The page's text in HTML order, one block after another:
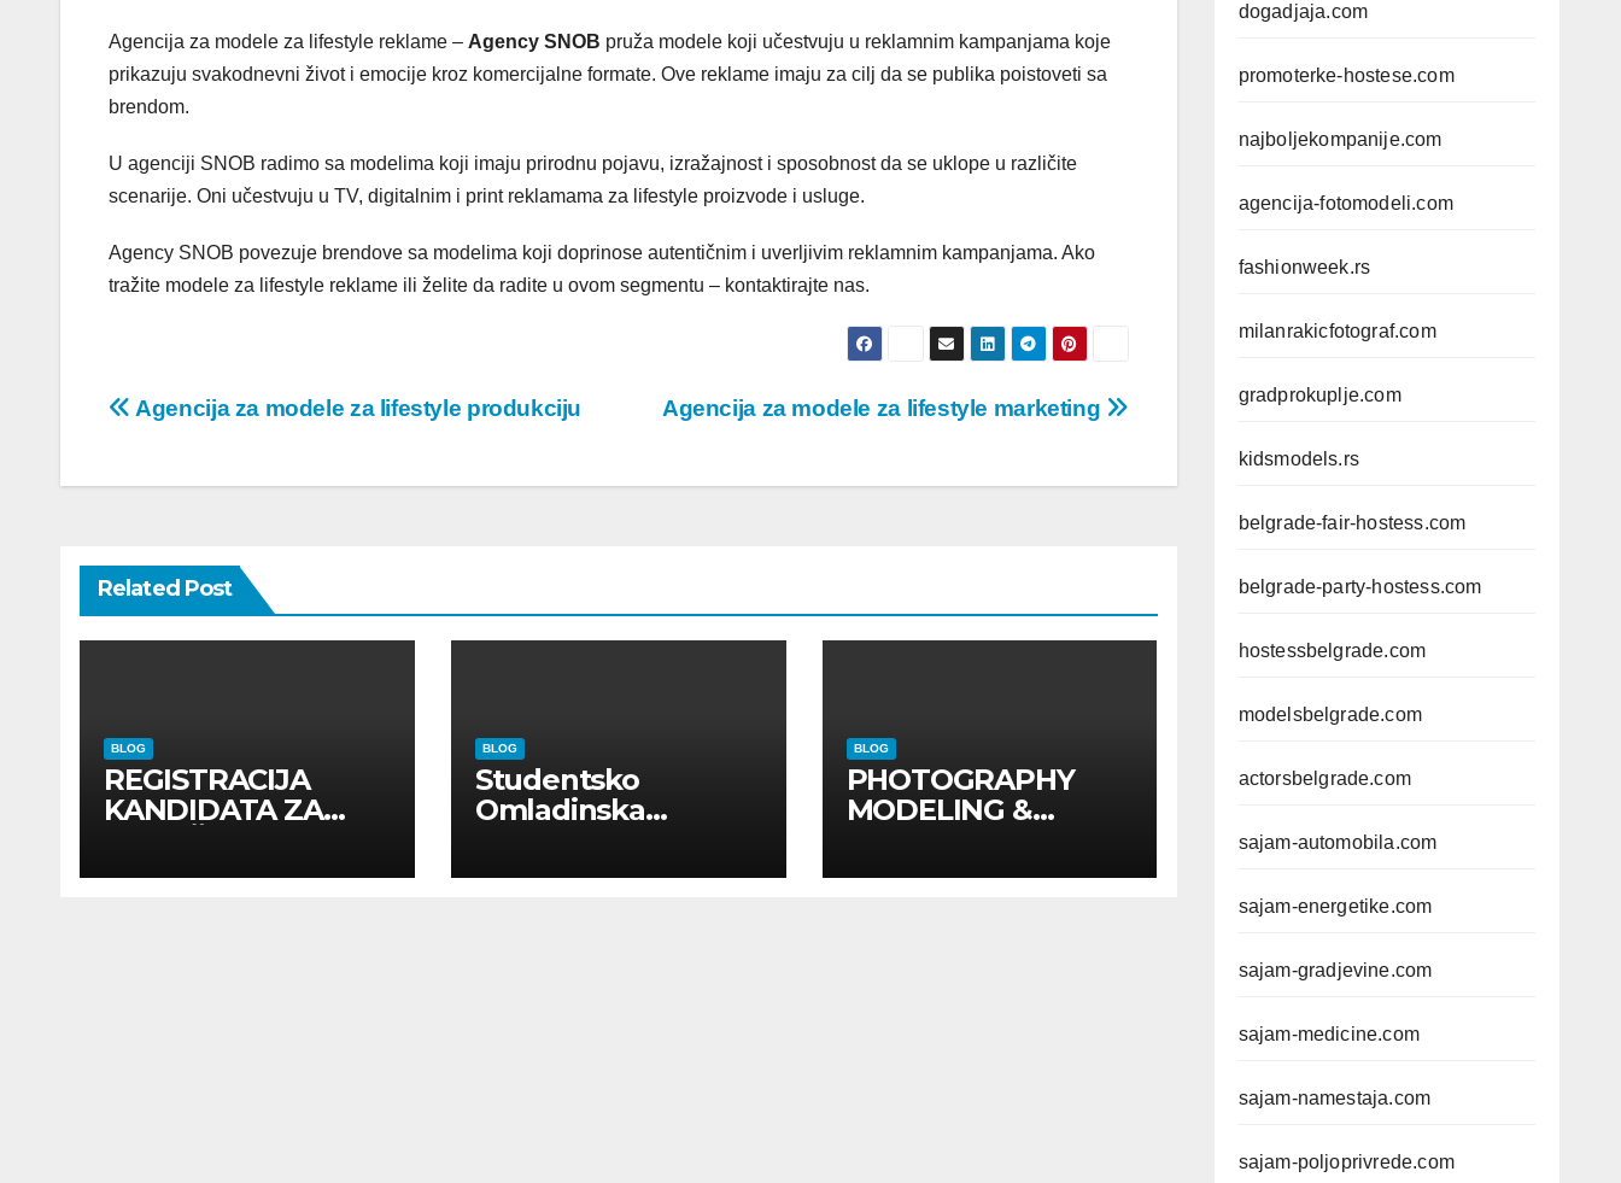
Agencija za modele za lifestyle reklame – Agency SNOB pruža modele koji učestvuju u reklamnim kampanjama koje
prikazuju svakodnevni život i emocije kroz komercijalne formate. Ove reklame imaju za cilj da se publika poistoveti sa
brendom.
U agenciji SNOB radimo sa modelima koji imaju prirodnu pojavu, izražajnost i sposobnost da se uklope u različite
scenarije. Oni učestvuju u TV, digitalnim i print reklamama za lifestyle proizvode i usluge.
Agency SNOB povezuje brendove sa modelima koji doprinose autentičnim i uverljivim reklamnim kampanjama. Ako
tražite modele za lifestyle reklame ili želite da radite u ovom segmentu – kontaktirajte nas.
Post
Agencija za modele za lifestyle marketing
Agencija za modele za lifestyle produkciju
Related Post
BLOG
REGISTRACIJA
KANDIDATA ZA
INOSTRANIM
BLOG
Studentsko
Omladinska
Kompanije“
BLOG
PHOTOGRAPHY
MODELING &
PRODUCTION
dogadjaja.com
promoterke-hostese.com
najboljekompanije.com
agencija-fotomodeli.com
fashionweek.rs
milanrakicfotograf.com
gradprokuplje.com
kidsmodels.rs
belgrade-fair-hostess.com
belgrade-party-hostess.com
hostessbelgrade.com
modelsbelgrade.com
actorsbelgrade.com
sajam-automobila.com
sajam-energetike.com
sajam-gradjevine.com
sajam-medicine.com
sajam-namestaja.com
sajam-poljoprivrede.com